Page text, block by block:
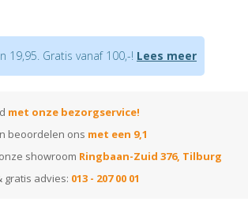
in hetzelfde decor verkrijgbaar
metlijmof eenonzichtbaar clipsysteem
met +/- 5% snijverlies tijdens montage.
19,95. Gratis vanaf 100,-! Lees meer
met onze bezorgservice!
beoordelen ons met een 9,1
showroom Ringbaan-Zuid 376, Tilburg
gratis advies: 013 - 207 00 01